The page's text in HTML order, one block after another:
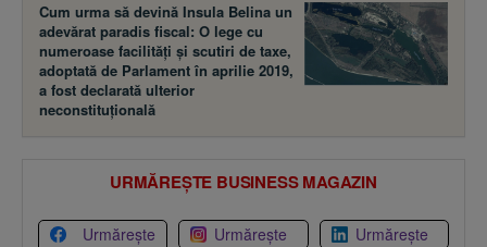
Cum urma să devină Insula Belina un
adevărat paradis fiscal: O lege cu
numeroase facilităţi şi scutiri de taxe,
adoptată de Parlament în aprilie 2019,
a fost declarată ulterior
neconstituţională
URMĂREȘTE BUSINESS MAGAZIN
Urmărește Urmărește Urmărește